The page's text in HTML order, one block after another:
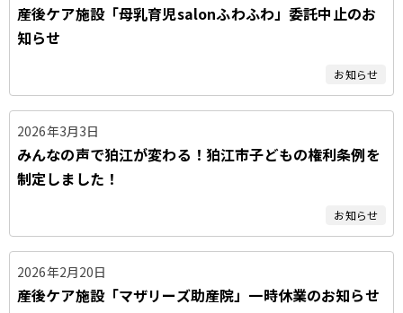
産後ケア施設「母乳育児salonふわふわ」委託中止のお
知らせ
お知らせ
2026年3月3日
みんなの声で狛江が変わる！狛江市子どもの権利条例を
制定しました！
お知らせ
2026年2月20日
産後ケア施設「マザリーズ助産院」一時休業のお知らせ